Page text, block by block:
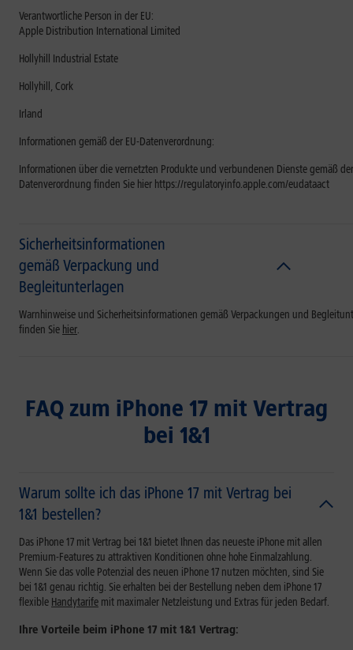
Verantwortliche Person in der EU:
Apple Distribution International Limited
Hollyhill Industrial Estate
Hollyhill, Cork
Irland
Informationen gemäß der EU-Datenverordnung:
Informationen über die vernetzten Produkte und verbundenen Dienste gemäß
Datenverordnung finden Sie hier https://regulatoryinfo.apple.com/eudataact
Sicherheitsinformationen
gemäß Verpackung und
Begleitunterlagen
Warnhinweise und Sicherheitsinformationen gemäß Verpackungen und
finden Sie hier.
FAQ zum iPhone 17 mit Vertrag
bei 1&1
Warum sollte ich das iPhone 17 mit Vertrag bei
1&1 bestellen?
Das iPhone 17 mit Vertrag bei 1&1 bietet Ihnen das neueste iPhone mit allen
Premium-Features zu attraktiven Konditionen ohne hohe Einmalzahlung.
Wenn Sie das volle Potenzial des neuen iPhone 17 nutzen möchten, sind Sie
bei 1&1 genau richtig. Sie erhalten bei der Bestellung neben dem iPhone 17
flexible Handytarife mit maximaler Netzleistung und Extras für jeden Bedarf.
Ihre Vorteile beim iPhone 17 mit 1&1 Vertrag: